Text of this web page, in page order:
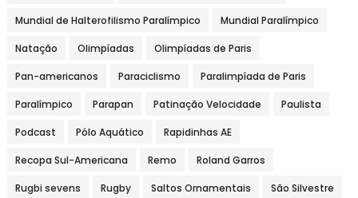
Mundial de Halterofilismo Paralímpico Mundial Paralímpico
Natação Olimpíadas Olimpíadas de Paris
Pan-americanos Paraciclismo Paralimpíada de Paris
Paralímpico Parapan Patinação Velocidade Paulista
Podcast Pólo Aquático Rapidinhas AE
Recopa Sul-Americana Remo Roland Garros
Rugbi sevens Rugby Saltos Ornamentais São Silvestre